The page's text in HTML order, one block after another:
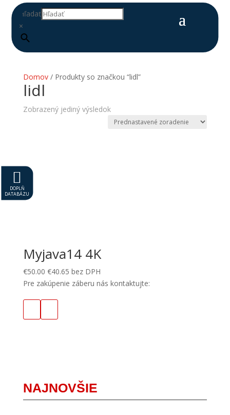
Hľadať
×

DOPLŇ
DATABÁZU
Domov/ Produkty so značkou “lidl”
lidl
Zobrazený jediný výsledok
Myjava14 4K
€50.00 €40.65 bez DPH
Pre zakúpenie záberu nás kontaktujte:
NAJNOVŠIE